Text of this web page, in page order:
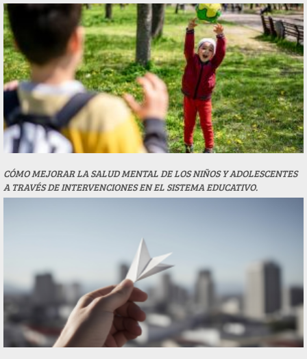
CÓMO MEJORAR LA SALUD MENTAL DE LOS NIÑOS Y ADOLESCENTES
A TRAVÉS DE INTERVENCIONES EN EL SISTEMA EDUCATIVO.